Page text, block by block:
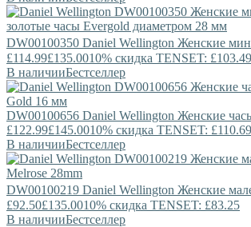
DW00100350 Daniel Wellington Женские
£114.99£135.0010% скидка TENSET: £103.49
В наличииБестселлер
DW00100656 Daniel Wellington Женские
£122.99£145.0010% скидка TENSET: £110.69
В наличииБестселлер
DW00100219 Daniel Wellington Женские
£92.50£135.0010% скидка TENSET: £83.25
В наличииБестселлер